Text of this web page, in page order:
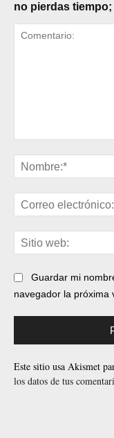
no pierdas
Guardar mi
navegador la próxima
Este sitio usa Akismet
los datos de tus